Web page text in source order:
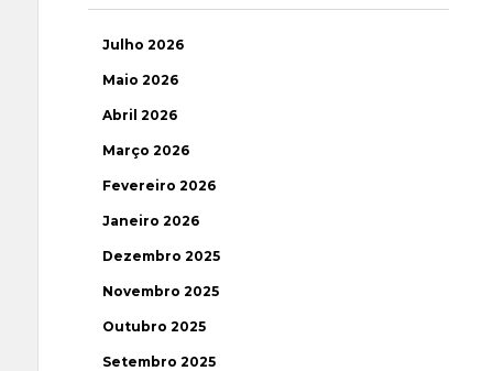
Julho 2026
Maio 2026
Abril 2026
Março 2026
Fevereiro 2026
Janeiro 2026
Dezembro 2025
Novembro 2025
Outubro 2025
Setembro 2025